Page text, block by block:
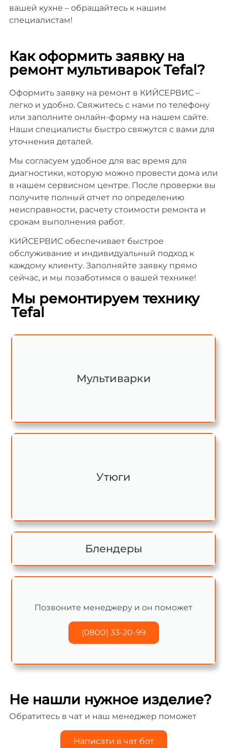
вашей кухне – обращайтесь к нашим
специалистам!
Как оформить заявку на
ремонт мультиварок Tefal?
Оформить заявку на ремонт в КИЙСЕРВИС –
легко и удобно. Свяжитесь с нами по телефону
или заполните онлайн-форму на нашем сайте.
Наши специалисты быстро свяжутся с вами для
уточнения деталей.
Мы согласуем удобное для вас время для
диагностики, которую можно провести дома или
в нашем сервисном центре. После проверки вы
получите полный отчет по определению
неисправности, расчету стоимости ремонта и
срокам выполнения работ.
КИЙСЕРВИС обеспечивает быстрое
обслуживание и индивидуальный подход к
каждому клиенту. Заполняйте заявку прямо
сейчас, и мы позаботимся о вашей технике!
Мы ремонтируем технику
Tefal
Мультиварки
Утюги
Блендеры
Позвоните менеджеру и он поможет
(0800) 33-20-99
Не нашли нужное изделие?
Обратитесь в чат и наш менеджер поможет
Написати в чат бот